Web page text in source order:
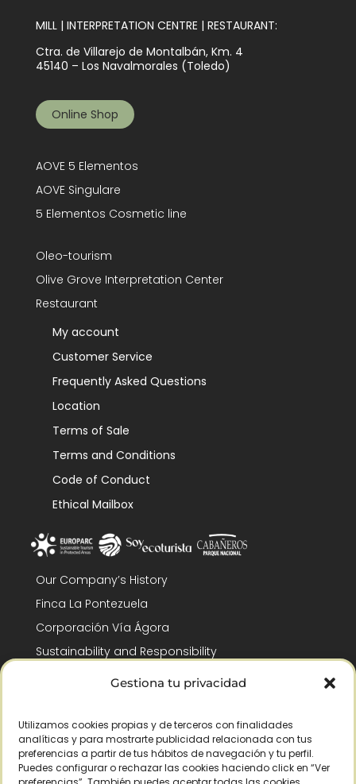
Gestiona tu privacidad
Utilizamos cookies propias y de terceros con finalidades
analíticas y para mostrarte publicidad relacionada con tus
preferencias a partir de tus hábitos de navegación y tu perfil.
Puedes configurar o rechazar las cookies haciendo click en “Ver
MILL | INTERPRETATION CENTRE | RESTAURANT:
Ctra. de Villarejo de Montalbán, Km. 4
45140 – Los Navalmorales (Toledo)
Online Shop
AOVE 5 Elementos
AOVE Singulare
5 Elementos Cosmetic line
Oleo-tourism
Olive Grove Interpretation Center
Restaurant
My account
Customer Service
Frequently Asked Questions
Location
Terms of Sale
Terms and Conditions
Code of Conduct
Ethical Mailbox
Our Company’s History
Finca La Pontezuela
Corporación Vía Ágora
Sustainability and Responsibility
CSR and Fundación Gómez-Pintado
Recognitions